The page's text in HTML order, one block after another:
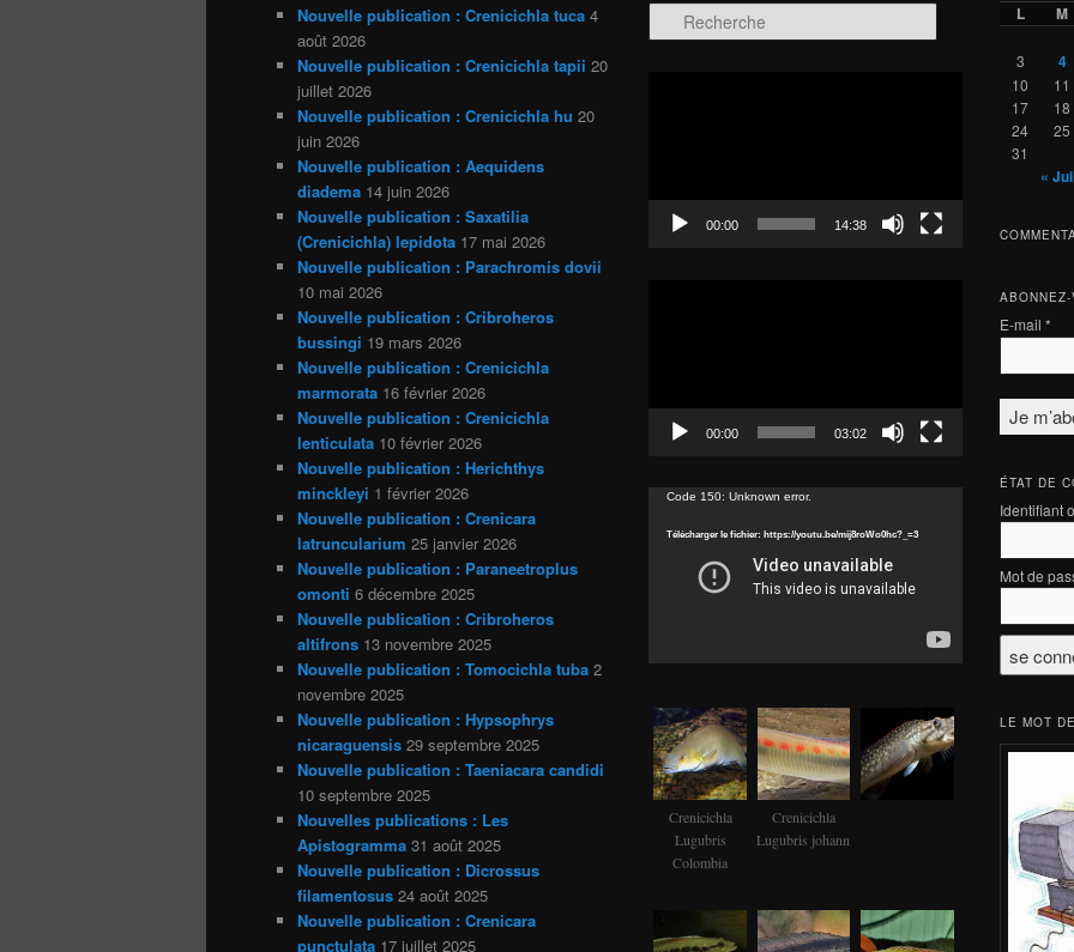
Nouvelle publication : Crenicichla tuca 4
août 2026
Nouvelle publication : Crenicichla tapii 20
juillet 2026
Nouvelle publication : Crenicichla hu 20
juin 2026
Nouvelle publication : Aequidens
diadema 14 juin 2026
Nouvelle publication : Saxatilia
(Crenicichla) lepidota 17 mai 2026
Nouvelle publication : Parachromis dovii
10 mai 2026
Nouvelle publication : Cribroheros
bussingi 19 mars 2026
Nouvelle publication : Crenicichla
marmorata 16 février 2026
Nouvelle publication : Crenicichla
lenticulata 10 février 2026
Nouvelle publication : Herichthys
minckleyi 1 février 2026
Nouvelle publication : Crenicara
latruncularium 25 janvier 2026
Nouvelle publication : Paraneetroplus
omonti 6 décembre 2025
Nouvelle publication : Cribroheros
altifrons 13 novembre 2025
Nouvelle publication : Tomocichla tuba 2
novembre 2025
Nouvelle publication : Hypsophrys
nicaraguensis 29 septembre 2025
Nouvelle publication : Taeniacara candidi
10 septembre 2025
Nouvelles publications : Les
Apistogramma 31 août 2025
Nouvelle publication : Dicrossus
filamentosus 24 août 2025
Nouvelle publication : Crenicara
punctulata 17 juillet 2025
e
e
00:00 14:38
00:00 03:02
Lecteur
Code 150: Unknown error.
Télécharger le fichier: https://youtu.be/mij8roWo0hc?_=3
Crenicichla
Lugubris
Colombia
Crenicichla
Lugubris johann
L M
3
4
10
11
17
18
24
25
31
«
E-mail *
ÉTAT DE
Identifiant
Mot de
LE MOT